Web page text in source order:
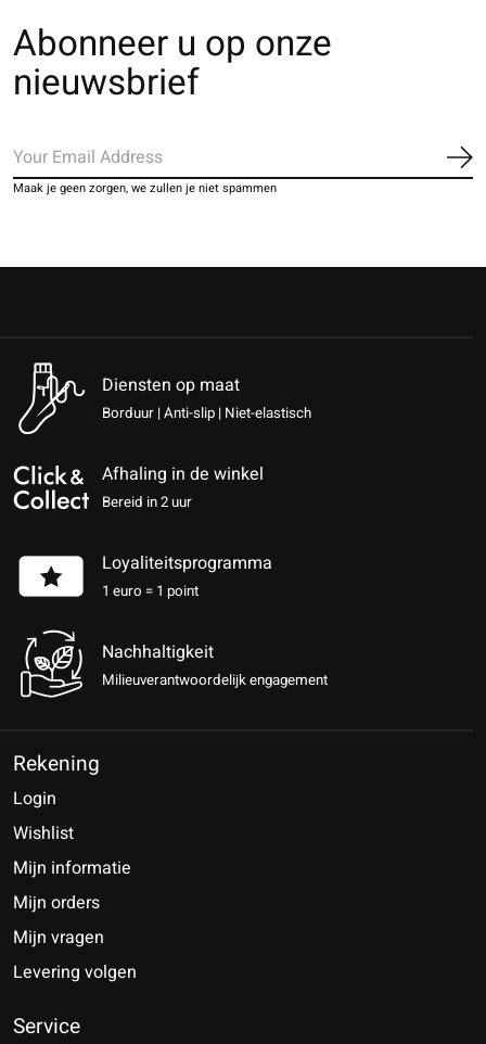
Abonneer u op onze
nieuwsbrief
Maak je geen zorgen, we zullen je niet spammen
Diensten op maat
Borduur | Anti-slip | Niet-elastisch
Afhaling in de winkel
Bereid in 2 uur
Loyaliteitsprogramma
1 euro = 1 point
Nachhaltigkeit
Milieuverantwoordelijk engagement
Rekening
Login
Wishlist
Mijn informatie
Mijn orders
Mijn vragen
Levering volgen
Service